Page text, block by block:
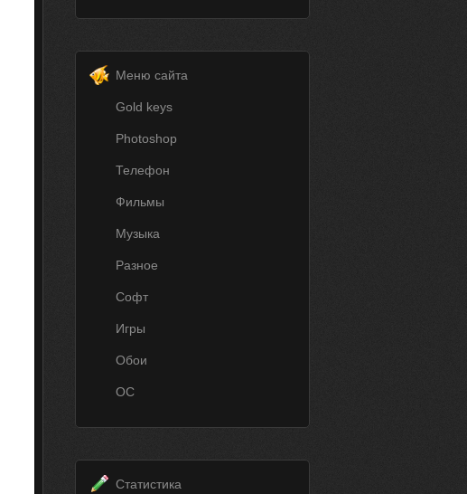
Меню сайта
Gold keys
Photoshop
Телефон
Фильмы
Музыка
Разное
Софт
Игры
Обои
ОС
Статистика